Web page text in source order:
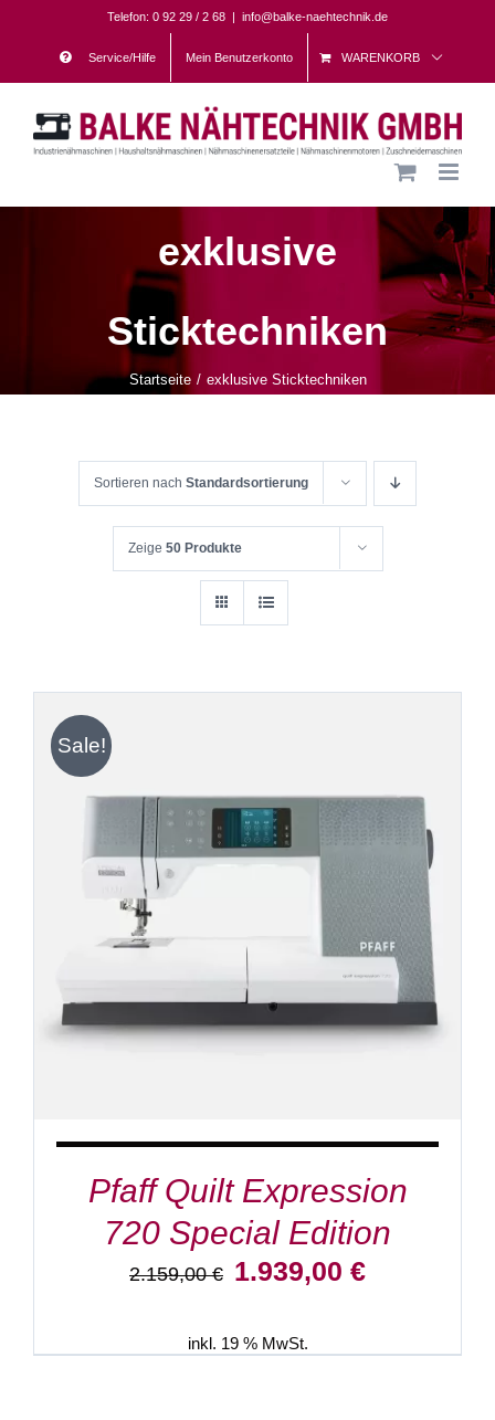
content
Telefon: 0 92 29 / 2 68 | info@balke-naehtechnik.de
Service/Hilfe Mein Benutzerkonto WARENKORB
exklusive
Sticktechniken
Startseite exklusive Sticktechniken
Sortieren nach Standardsortierung
Zeige 50 Produkte
Sale!
IN DEN WARENKORB DETAILS
Pfaff Quilt Expression
720 Special Edition
2.159,00€ Ursprünglicher
2.159,00 €
1.939,00 €Aktueller
inkl. 19 % MwSt.